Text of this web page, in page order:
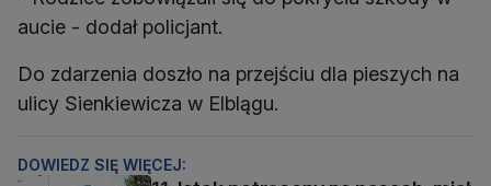
aucie - dodał policjant.
Do zdarzenia doszło na przejściu dla pieszych na
ulicy Sienkiewicza w Elblągu.
DOWIEDZ SIĘ WIĘCEJ: